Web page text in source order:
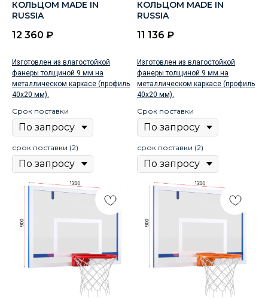
КОЛЬЦОМ MADE IN
RUSSIA
12 360 ₽
Изготовлен из влагостойкой
фанеры толщиной 9 мм на
металлическом каркасе (профиль
40х20 мм).
Срок поставки
срок поставки (2)
КОЛЬЦОМ MADE IN
RUSSIA
11 136 ₽
Изготовлен из влагостойкой
фанеры толщиной 9 мм на
металлическом каркасе (профиль
40х20 мм).
Срок поставки
срок поставки (2)